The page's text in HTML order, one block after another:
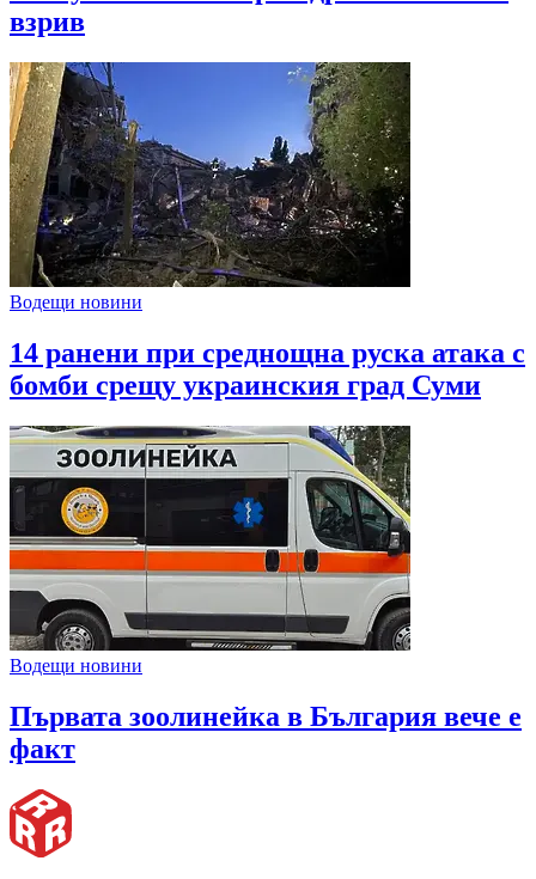
взрив
Водещи новини
14 ранени при среднощна руска атака с
бомби срещу украинския град Суми
Водещи новини
Първата зоолинейка в България вече е
факт